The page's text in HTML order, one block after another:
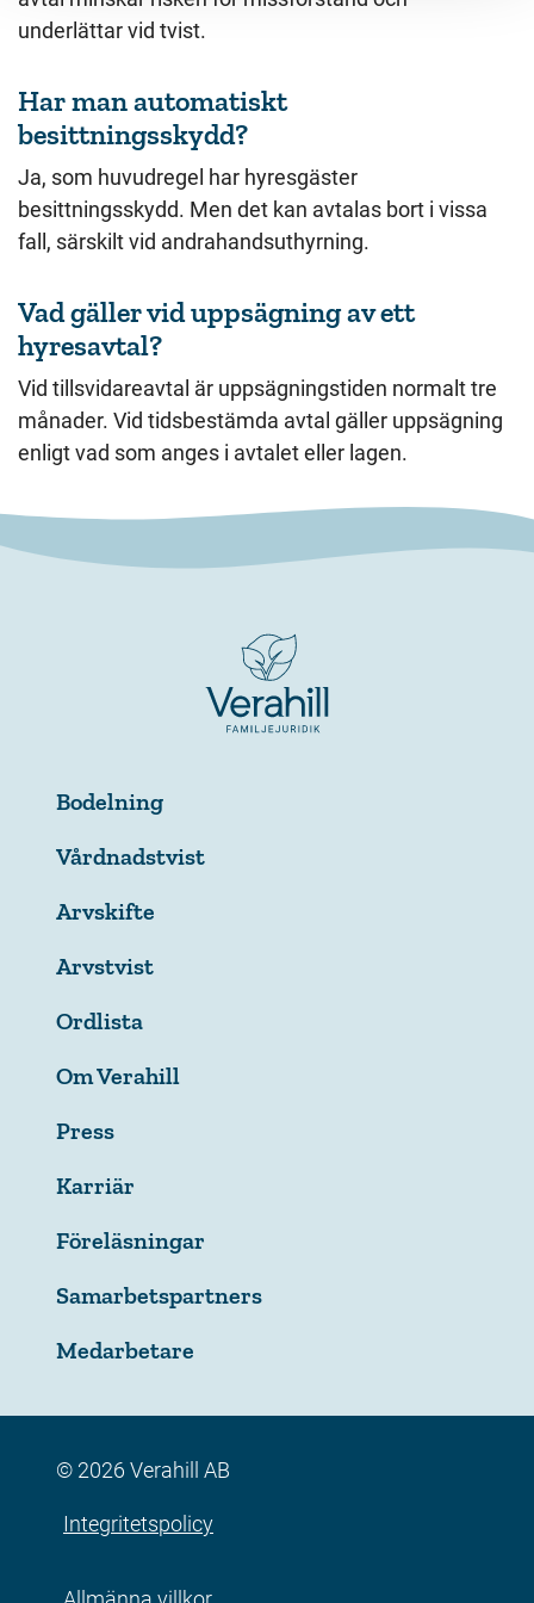
underlättar vid tvist.
Har man automatiskt
besittningsskydd?
Ja, som huvudregel har hyresgäster
besittningsskydd. Men det kan avtalas bort i vissa
fall, särskilt vid andrahandsuthyrning.
Vad gäller vid uppsägning av ett
hyresavtal?
Vid tillsvidareavtal är uppsägningstiden normalt tre
månader. Vid tidsbestämda avtal gäller uppsägning
enligt vad som anges i avtalet eller lagen.
Bodelning
Vårdnadstvist
Arvskifte
Arvstvist
Ordlista
Om Verahill
Press
Karriär
Föreläsningar
Samarbetspartners
Medarbetare
© 2026 Verahill AB
Integritetspolicy